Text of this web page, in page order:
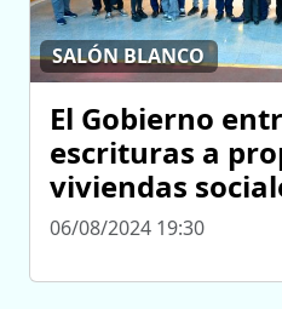
SALÓN BLANCO
El Gobierno
escrituras a
viviendas
06/08/2024 19:30